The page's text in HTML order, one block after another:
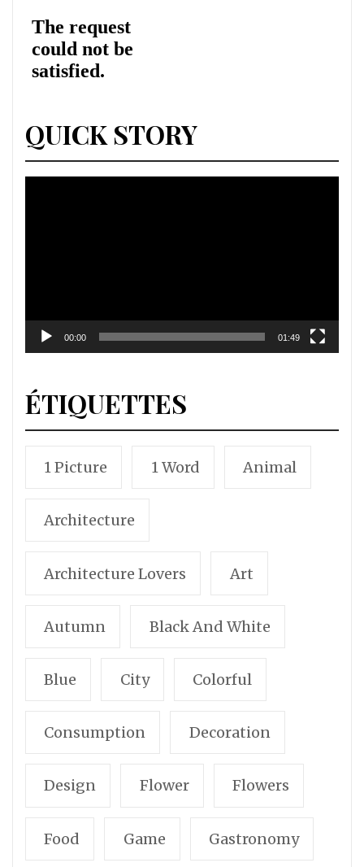
QUICK STORY
00:00 01:49
ÉTIQUETTES
1 Picture 1 Word Animal
Architecture
Architecture Lovers Art
Autumn Black And White
Blue City Colorful
Consumption Decoration
Design Flower Flowers
Food Game Gastronomy